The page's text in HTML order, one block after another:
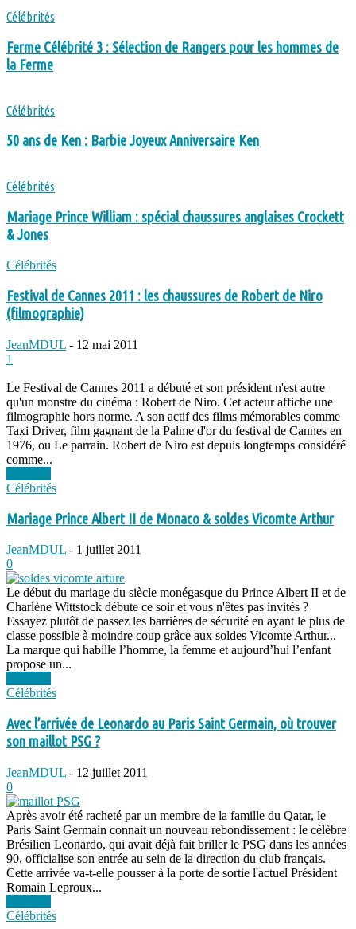
Célébrités
Ferme Célébrité 3 : Sélection de Rangers pour les hommes de
la Ferme
Célébrités
50 ans de Ken : Barbie Joyeux Anniversaire Ken
Célébrités
Mariage Prince William : spécial chaussures anglaises Crockett
& Jones
Célébrités
Festival de Cannes 2011 : les chaussures de Robert de Niro
(filmographie)
JeanMDUL - 12 mai 2011
1
Le Festival de Cannes 2011 a débuté et son président n'est autre
qu'un monstre du cinéma : Robert de Niro. Cet acteur affiche une
filmographie hors norme. A son actif des films mémorables comme
Taxi Driver, film gagnant de la Palme d'or du festival de Cannes en
1976, ou Le parrain. Robert de Niro est depuis longtemps considéré
comme...
Célébrités
Mariage Prince Albert II de Monaco & soldes Vicomte Arthur
JeanMDUL - 1 juillet 2011
0
Le début du mariage du siècle monégasque du Prince Albert II et de
Charlène Wittstock débute ce soir et vous n'êtes pas invités ?
Essayez plutôt de passez les barrières de sécurité en ayant le plus de
classe possible à moindre coup grâce aux soldes Vicomte Arthur...
La marque qui habille l’homme, la femme et aujourd’hui l’enfant
propose un...
Célébrités
Avec l’arrivée de Leonardo au Paris Saint Germain, où trouver
son maillot PSG ?
JeanMDUL - 12 juillet 2011
0
Après avoir été racheté par un membre de la famille du Qatar, le
Paris Saint Germain connait un nouveau rebondissement : le célèbre
Brésilien Leonardo, qui avait déjà fait briller le PSG dans les années
90, officialise son entrée au sein de la direction du club français.
Cette arrivée va-t-elle pousser à la porte de sortie l'actuel Président
Romain Leproux...
Célébrités